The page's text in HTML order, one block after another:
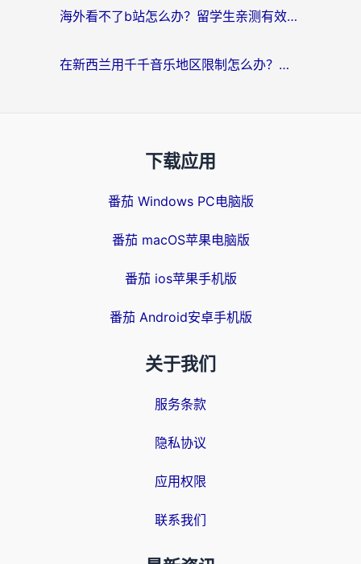
海外看不了b站怎么办？留学生亲测有效的回国加速器选择攻略，解决豆瓣音乐、美团外卖难题
在新西兰用千千音乐地区限制怎么办？海外华人必备的回国加速解决方案
下载应用
番茄 Windows PC电脑版
番茄 macOS苹果电脑版
番茄 ios苹果手机版
番茄 Android安卓手机版
关于我们
服务条款
隐私协议
应用权限
联系我们